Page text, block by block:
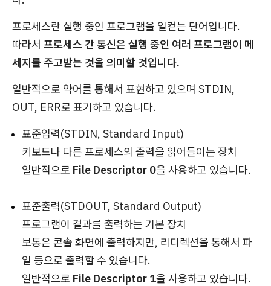
프로세스란 실행 중인 프로그램을 일컫는 단어입니다.
따라서 프로세스 간 통신은 실행 중인 여러 프로그램이 메
세지를 주고받는 것을 의미할 것입니다.
일반적으로 약어를 통해서 표현하고 있으며 STDIN,
OUT, ERR로 표기하고 있습니다.
표준입력(STDIN, Standard Input)
키보드나 다른 프로세스의 출력을 읽어들이는 장치
일반적으로 File Descriptor 0을 사용하고 있습니다.
표준출력(STDOUT, Standard Output)
프로그램이 결과를 출력하는 기본 장치
보통은 콘솔 화면에 출력하지만, 리디렉션을 통해서 파
일 등으로 출력할 수 있습니다.
일반적으로 File Descriptor 1을 사용하고 있습니다.